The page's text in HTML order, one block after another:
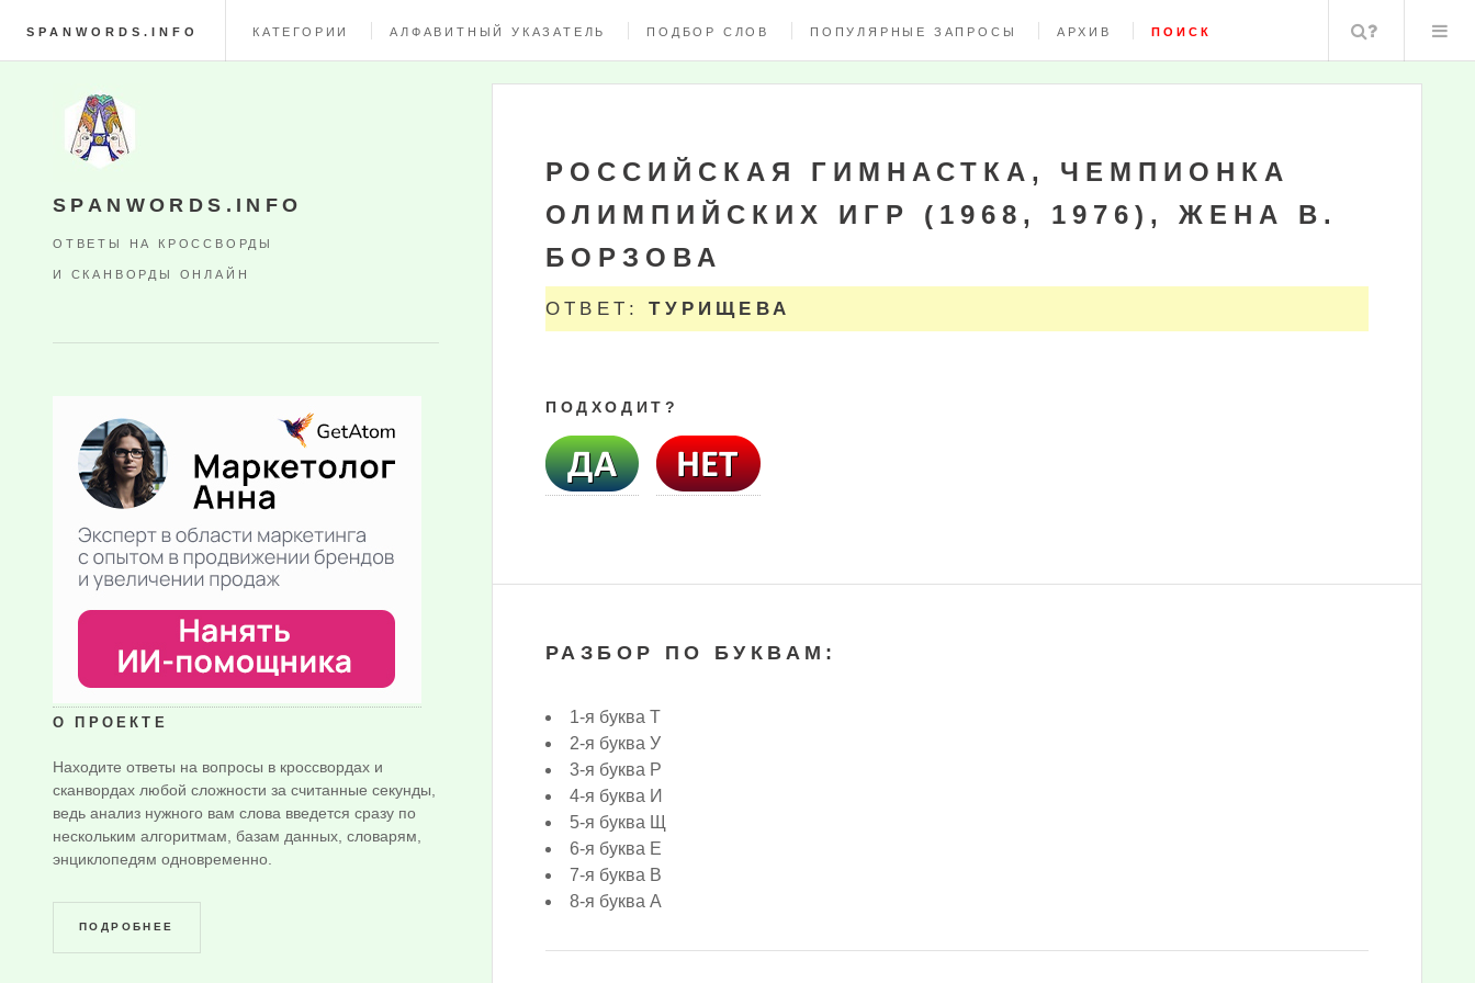
SPANWORDS.INFO КАТЕГОРИИ АЛФАВИТНЫЙ УКАЗАТЕЛЬ ПОДБОР СЛОВ ПОПУЛЯРНЫЕ ЗАПРОСЫ АРХИВ ПОИСК Поиск
РОССИЙСКАЯ ГИМНАСТКА, ЧЕМПИОНКА
ОЛИМПИЙСКИХ ИГР (1968, 1976), ЖЕНА В.
БОРЗОВА
ОТВЕТ:ТУРИЩЕВА
ПОДХОДИТ?
РАЗБОР ПО БУКВАМ:
1-я буква Т
2-я буква У
3-я буква Р
4-я буква И
5-я буква Щ
6-я буква Е
7-я буква В
8-я буква А
SPANWORDS.INFO
ОТВЕТЫ НА КРОССВОРДЫ
И СКАНВОРДЫ ОНЛАЙН
О ПРОЕКТЕ
Находите ответы на вопросы в кроссвордах и
сканвордах любой сложности за считанные секунды,
ведь анализ нужного вам слова введется сразу по
нескольким алгоритмам, базам данных, словарям,
энциклопедям одновременно.
ПОДРОБНЕЕ